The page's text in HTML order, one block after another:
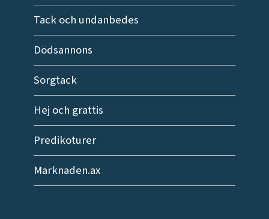
Tack och undanbedes
Dödsannons
Sorgtack
Hej och grattis
Predikoturer
Marknaden.ax